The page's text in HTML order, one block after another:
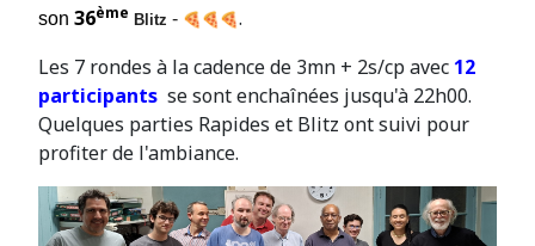
son 36ème Blitz -
.
Les 7 rondes à la cadence de 3mn + 2s/cp avec 12
participants se sont enchaînées jusqu'à 22h00.
Quelques parties Rapides et Blitz ont suivi pour
profiter de l'ambiance.